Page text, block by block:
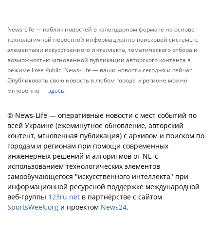
News-Life — паблик новостей в календарном формате на основе
технологичной новостной информационно-поисковой системы с
элементами искусственного интеллекта, тематического отбора и
возможностью мгновенной публикации авторского контента в
режиме Free Public. News-Life — ваши новости сегодня и сейчас.
Опубликовать свою новость в любом городе и регионе можно
мгновенно —здесь.
© News-Life — оперативные новости с мест событий по
всей Украине (ежеминутное обновление, авторский
контент, мгновенная публикация) с архивом и поиском по
городам и регионам при помощи современных
инженерных решений и алгоритмов от NL, с
использованием технологических элементов
самообучающегося "искусственного интеллекта" при
информационной ресурсной поддержке международной
веб-группы 123ru.net в партнёрстве с сайтом
SportsWeek.org и проектом News24.